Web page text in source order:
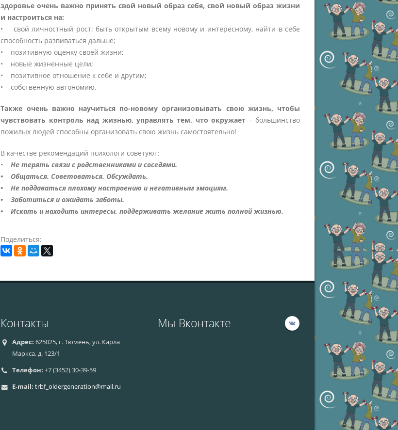
здоровье очень важно принять свой новый образ себя, свой новый образ жизни
и настроиться на:
• свой личностный рост: быть открытым всему новому и интересному, найти в себе
способность развиваться дальше;
• позитивную оценку своей жизни;
• новые жизненные цели;
• позитивное отношение к себе и другим;
• собственную автономию.
Также очень важно научиться по-новому организовывать свою жизнь, чтобы
чувствовать контроль над жизнью, управлять тем, что окружает – большинство
пожилых людей способны организовать свою жизнь самостоятельно!
В качестве рекомендаций психологи советуют:
•
Не терять связи с родственниками и соседями.
• Общаться. Советоваться. Обсуждать.
• Не поддаваться плохому настроению и негативным эмоциям.
• Заботиться и ожидать заботы.
• Искать и находить интересы, поддерживать желание жить полной жизнью.
Поделиться:
Контакты
Адрес: 625025, г. Тюмень, ул. Карла
Маркса, д. 123/1
Телефон: +7 (3452) 30-39-59
E-mail: trbf_oldergeneration@mail.ru
Мы Вконтакте